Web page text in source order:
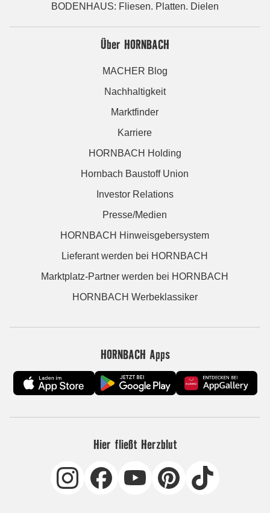
BODENHAUS: Fliesen. Platten. Dielen
Über HORNBACH
MACHER Blog
Nachhaltigkeit
Marktfinder
Karriere
HORNBACH Holding
Hornbach Baustoff Union
Investor Relations
Presse/Medien
HORNBACH Hinweisgebersystem
Lieferant werden bei HORNBACH
Marktplatz-Partner werden bei HORNBACH
HORNBACH Werbeklassiker
HORNBACH Apps
Hier fließt Herzblut